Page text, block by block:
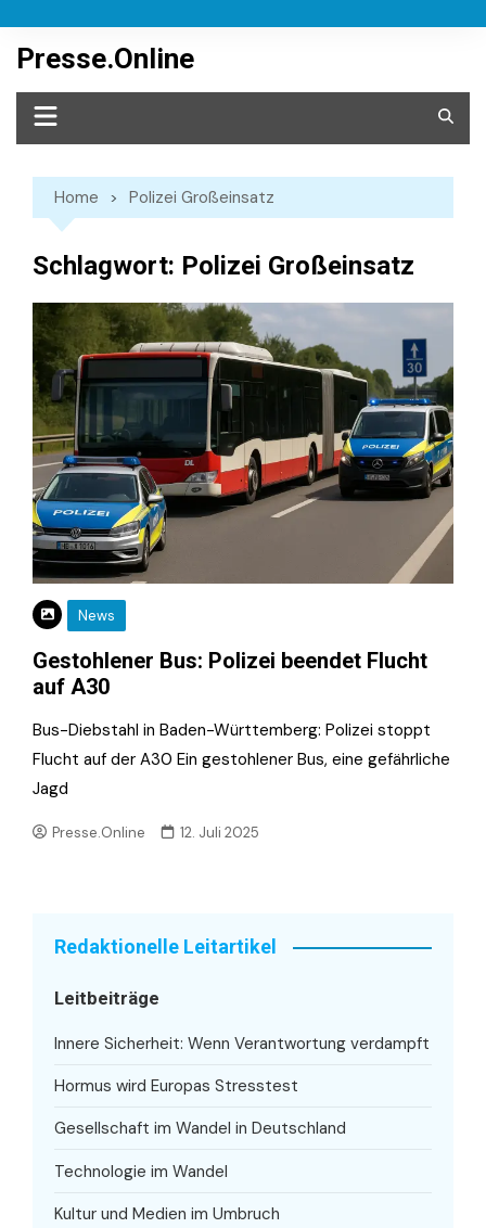
content
Presse.Online
Home Polizei Großeinsatz
Schlagwort: Polizei Großeinsatz
News
Gestohlener Bus: Polizei beendet Flucht
auf A30
Bus-Diebstahl in Baden-Württemberg: Polizei stoppt
Flucht auf der A30 Ein gestohlener Bus, eine gefährliche
Jagd
Presse.Online 12. Juli 2025
Redaktionelle Leitartikel
Leitbeiträge
Innere Sicherheit: Wenn Verantwortung verdampft
Hormus wird Europas Stresstest
Gesellschaft im Wandel in Deutschland
Technologie im Wandel
Kultur und Medien im Umbruch